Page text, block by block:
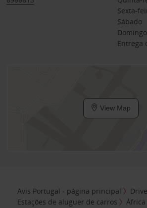
Sexta-
Sábado
Domingo
Entrega
View Map
Avis Portugal - página principal
Estações de aluguer de carros
África